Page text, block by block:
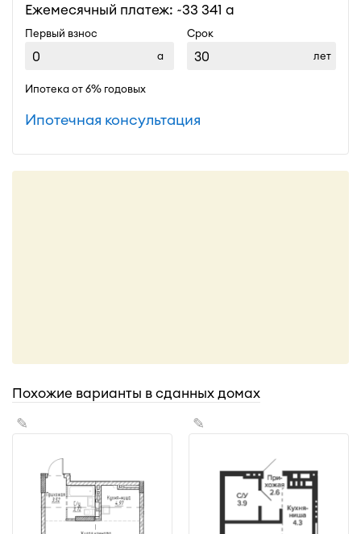
Ежемесячный платеж: ~33 341
Первый взнос
Срок
лет
Ипотека от 6% годовых
Ипотечная консультация
Похожие варианты в сданных домах
✎ ✎